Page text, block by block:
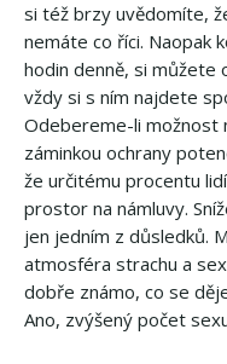
si též brzy uvědomíte,
nemáte co říci. Naopak
hodin denně, si můžete
vždy si s ním najdete
Odebereme-li možnost
záminkou ochrany
že určitému procentu
prostor na námluvy.
jen jedním z důsledků.
atmosféra strachu a
dobře známo, co se
Ano, zvýšený počet